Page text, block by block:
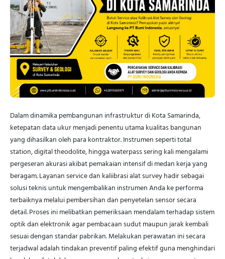
Dalam dinamika pembangunan infrastruktur di Kota Samarinda,
ketepatan data ukur menjadi penentu utama kualitas bangunan
yang dihasilkan oleh para kontraktor. Instrumen seperti total
station, digital theodolite, hingga waterpass sering kali mengalami
pergeseran akurasi akibat pemakaian intensif di medan kerja yang
beragam. Layanan service dan kaliibrasi alat survey hadir sebagai
solusi teknis untuk mengembalikan instrumen Anda ke performa
terbaiknya melalui pembersihan dan penyetelan sensor secara
detail. Proses ini melibatkan pemeriksaan mendalam terhadap sistem
optik dan elektronik agar pembacaan sudut maupun jarak kembali
sesuai dengan standar pabrikan. Melakukan perawatan ini secara
terjadwal adalah tindakan preventif paling efektif guna menghindari